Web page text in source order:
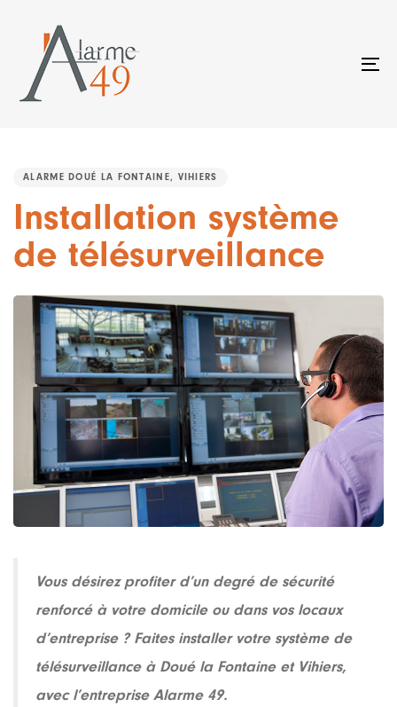
primary
navigation
Skip
IN:
ALARME DOUÉ LA FONTAINE, VIHIERS
Installation système
de télésurveillance
Vous désirez profiter d’un degré de sécurité
renforcé à votre domicile ou dans vos locaux
d’entreprise ? Faites installer votre système de
télésurveillance à Doué la Fontaine et Vihiers,
avec l’entreprise Alarme 49.